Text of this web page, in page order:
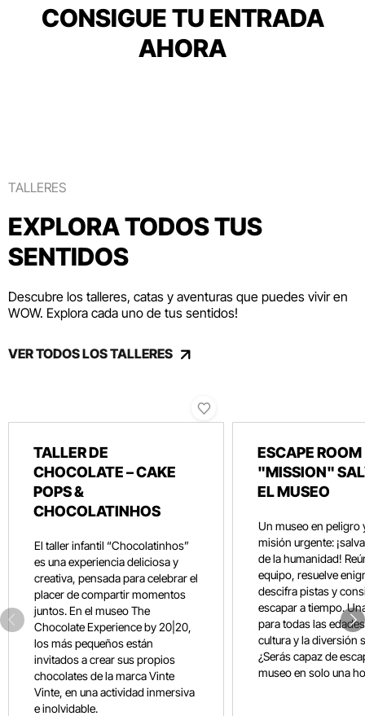
CONSIGUE TU ENTRADA
AHORA
TALLERES
EXPLORA TODOS TUS
SENTIDOS
Descubre los talleres, catas y aventuras que puedes vivir en
WOW. Explora cada uno de tus sentidos!
VER TODOS LOS TALLERES
TALLER DE
CHOCOLATE – CAKE
POPS &
CHOCOLATINHOS
El taller infantil “Chocolatinhos”
es una experiencia deliciosa y
creativa, pensada para celebrar el
placer de compartir momentos
juntos. En el museo The
Chocolate Experience by 20|20,
los más pequeños están
invitados a crear sus propios
chocolates de la marca Vinte
Vinte, en una actividad inmersiva
e inolvidable.
ESCAPE ROOM
"MISSION"
EL MUSEO
Un museo en peligro
misión urgente:
de la humanidad!
equipo, resuelve
descifra pistas y
escapar a tiempo.
para todas las
cultura y la diversión
¿Serás capaz de
museo en solo una